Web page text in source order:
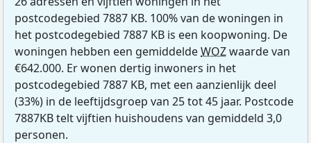
postcodegebied 7887 KB. 100% van de woningen in
het postcodegebied 7887 KB is een koopwoning. De
woningen hebben een gemiddeldeWOZwaarde van
€642.000. Er wonen dertig inwoners in het
postcodegebied 7887 KB, met een aanzienlijk deel
(33%) in de leeftijdsgroep van 25 tot 45 jaar. Postcode
7887KB telt vijftien huishoudens van gemiddeld 3,0
personen.